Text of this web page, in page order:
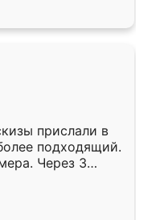
прислали в
подходящий.
Через 3
Остались
Ренессанс